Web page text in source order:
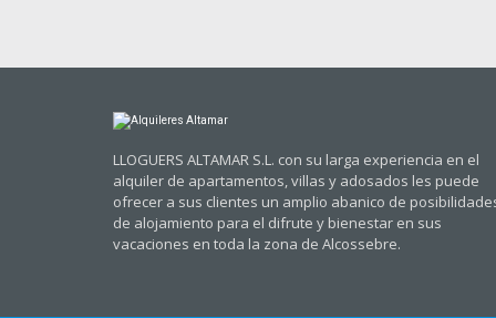
LLOGUERS ALTAMAR S.L. con su larga experiencia en el
alquiler de apartamentos, villas y adosados les puede
ofrecer a sus clientes un amplio abanico de
de alojamiento para el difrute y bienestar en sus
vacaciones en toda la zona de Alcossebre.